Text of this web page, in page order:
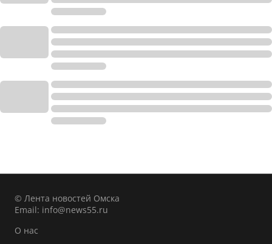
© Лента новостей Омска
Email: info@news55.ru
О нас